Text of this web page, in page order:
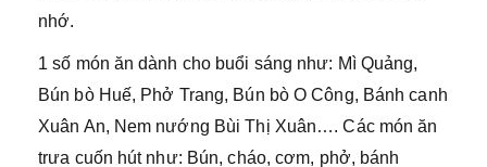
nhớ.
1 số món ăn dành cho buổi sáng như: Mì Quảng,
Bún bò Huế, Phở Trang, Bún bò O Công, Bánh canh
Xuân An, Nem nướng Bùi Thị Xuân…. Các món ăn
trưa cuốn hút như: Bún, cháo, cơm, phở, bánh